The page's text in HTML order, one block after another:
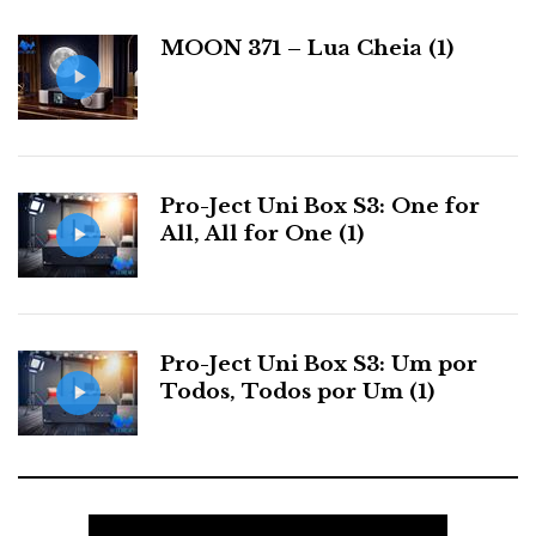
A Case of You
Quando ouvi o 371 pela primeira vez, no HiFiShow
do Estoril, na sala da Sound & Pixel com colunas
DALI (ver vídeo abaixo), as condições estavam longe
de ser as ideais. E, no entanto, mesmo ali, no meio do
ruído inevitável, da agitação e das limitações acústicas
de uma feira, percebi que estava perante algo de
verdadeiramente especial.
s
MOON 371 – Lua Cheia (1)
Pro-Ject Uni Box S3: One for
All, All for One (1)
Pro-Ject Uni Box S3: Um por
Todos, Todos por Um (1)